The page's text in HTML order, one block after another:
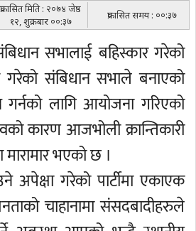
प्रकासित मिति : २०७४ जेष्ठ
१२, शुक्रबार ००:३७
प्रकासित समय : ००:३७
सभालाई बहिस्कार गरेको
गरेको संबिधान सभाले बनाएको
गर्नको लागि आयोजना गरिएको
कारण आजभोली क्रान्तिकारी
भएको छ ।
अपेक्षा गरेको पार्टीमा एकाएक
चाहानामा संसदबादीहरुले